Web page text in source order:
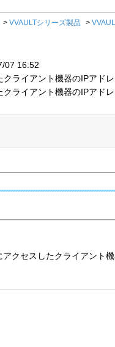
> VVAULTシリーズ製品 >
07 16:52
ライアント機器のIPアド
ライアント機器のIPアド
クセスしたクライアント